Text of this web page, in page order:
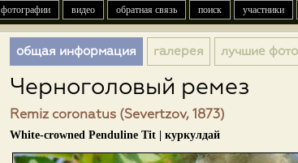
фотографии видео обратная связь поиск участники
общая информация галерея лучшие
Черноголовый ремез
Remiz coronatus (Severtzov, 1873)
White-crowned Penduline Tit | куркулдай